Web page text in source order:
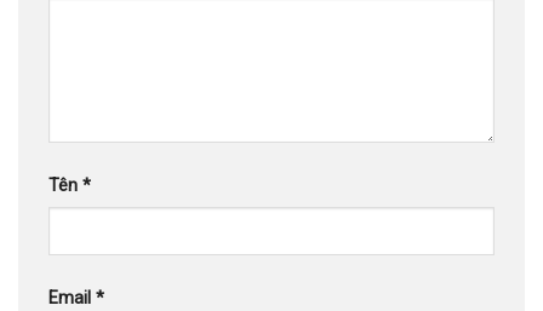
Tên *
Email *